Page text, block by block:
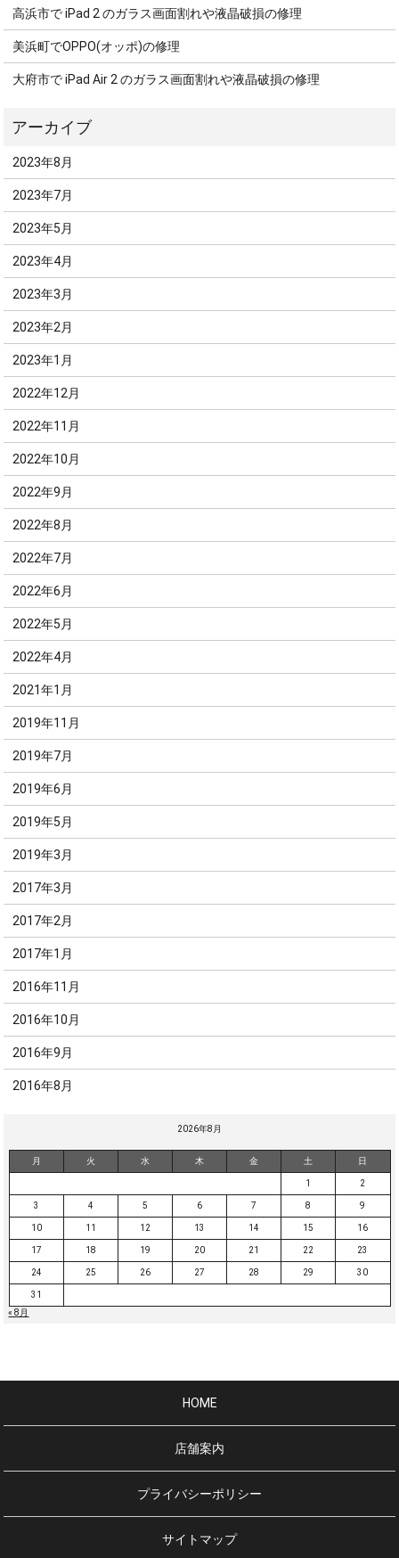
高浜市で iPad 2 のガラス画面割れや液晶破損の修理
美浜町でOPPO(オッポ)の修理
大府市で iPad Air 2 のガラス画面割れや液晶破損の修理
2023年8月
2023年7月
2023年5月
2023年4月
2023年3月
2023年2月
2023年1月
2022年12月
2022年11月
2022年10月
2022年9月
2022年8月
2022年7月
2022年6月
2022年5月
2022年4月
2021年1月
2019年11月
2019年7月
2019年6月
2019年5月
2019年3月
2017年3月
2017年2月
2017年1月
2016年11月
2016年10月
2016年9月
2016年8月
2026年8月
月 火 水 木 金 土 日
1 2
3 4 5 6 7 8 9
10 11 12 13 14 15 16
17 18 19 20 21 22 23
24 25 26 27 28 29 30
31
« 8月
HOME
店舗案内
プライバシーポリシー
サイトマップ